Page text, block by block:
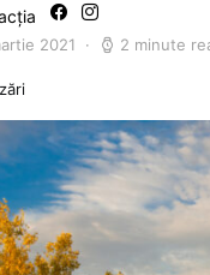
2021 2 minute